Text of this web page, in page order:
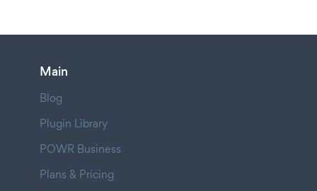
Main
Blog
Plugin Library
POWR Business
Plans & Pricing